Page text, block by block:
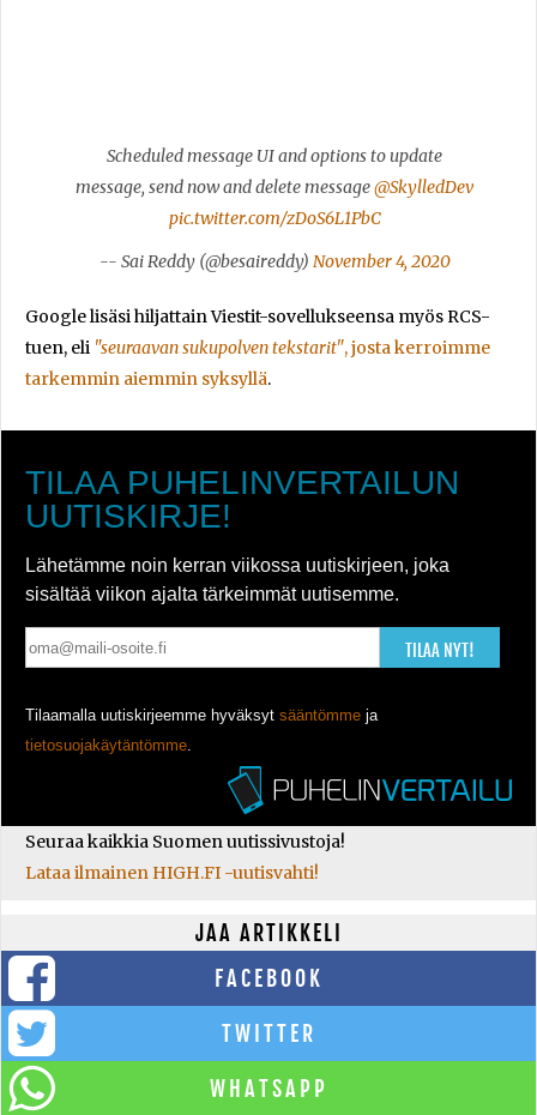
Scheduled message UI and options to update
message, send now and delete message@SkylledDev
pic.twitter.com/zDoS6L1PbC
-- Sai Reddy (@besaireddy) November 4, 2020
Google lisäsi hiljattain Viestit-sovellukseensa myös RCS-
tuen, eli "seuraavan sukupolven tekstarit", josta kerroimme
tarkemmin aiemmin syksyllä.
TILAA PUHELINVERTAILUN
UUTISKIRJE!
Lähetämme noin kerran viikossa uutiskirjeen, joka
sisältää viikon ajalta tärkeimmät uutisemme.
TILAA NYT!
Tilaamalla uutiskirjeemme hyväksyt sääntömme ja
tietosuojakäytäntömme.
Seuraa kaikkia Suomen uutissivustoja!
Lataa ilmainen HIGH.FI -uutisvahti!
JAA ARTIKKELI
FACEBOOK
TWITTER
WHATSAPP